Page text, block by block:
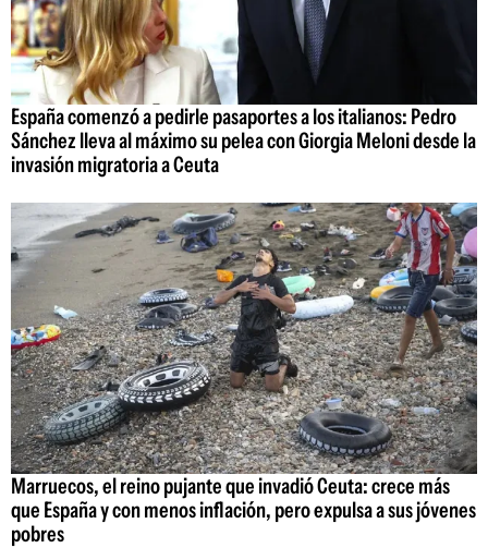
España comenzó a pedirle pasaportes a los italianos: Pedro
Sánchez lleva al máximo su pelea con Giorgia Meloni desde la
invasión migratoria a Ceuta
Marruecos, el reino pujante que invadió Ceuta: crece más
que España y con menos inflación, pero expulsa a sus jóvenes
pobres